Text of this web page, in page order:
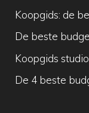
Koopgids: de
De beste
Koopgids
De 4 beste